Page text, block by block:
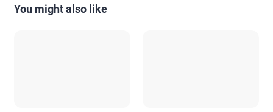
You might also like